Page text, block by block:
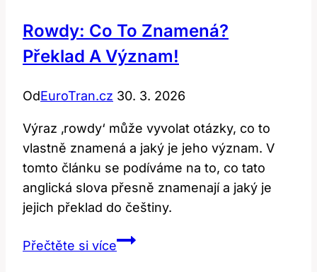
Rowdy: Co To Znamená?
Překlad A Význam!
OdEuroTran.cz 30. 3. 2026
Výraz ‚rowdy‘ může vyvolat otázky, co to
vlastně znamená a jaký je jeho význam. V
tomto článku se podíváme na to, co tato
anglická slova přesně znamenají a jaký je
jejich překlad do češtiny.
Přečtěte si víceRowdy: